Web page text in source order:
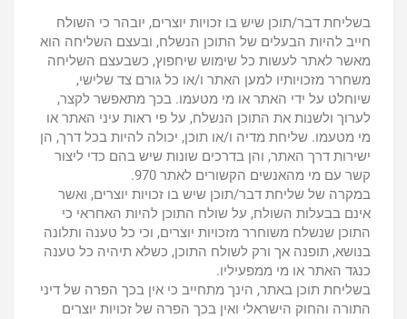
בשליחת דבר/תוכן שיש בו זכויות יוצרים, יובהר כי השולח
חייב להיות הבעלים של התוכן הנשלח, ובעצם השליחה הוא
מאשר לאתר לעשות כל שימוש שיחפוץ, כשבעצם השליחה
משחרר מזכויותיו למען האתר ו/או כל גורם צד שלישי,
שיוחלט על ידי האתר או מי מטעמו. בכך מתאפשר לקצר,
לערוך ולשנות את התוכן הנשלח, על פי ראות עיני האתר או
מי מטעמו. שליחת מדיה ו/או תוכן, יכולה להיות בכל דרך, הן
ישירות דרך האתר, והן בדרכים שונות שיש בהם כדי ליצור
קשר עם מי מהאנשים הקשורים לאתר 970.
במקרה של שליחת דבר/תוכן שיש בו זכויות יוצרים, ואשר
אינם בבעלות השולח, על שולח התוכן להיות האחראי כי
התוכן שנשלח משוחרר מזכויות יוצרים, וכי כל טענה ותלונה
בנושא, תופנה אך ורק לשולח התוכן, כשלא תיהיה כל טענה
כנגד האתר או מי ממפעיליו.
בשליחת תוכן באתר, הינך מתחייב כי אין בכך הפרה של דיני
התורה והחוק הישראלי ואין בכך הפרה של זכויות יוצרים